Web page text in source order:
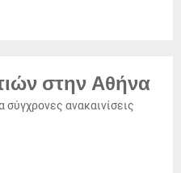
στην Αθήνα
σύγχρονες ανακαινίσεις